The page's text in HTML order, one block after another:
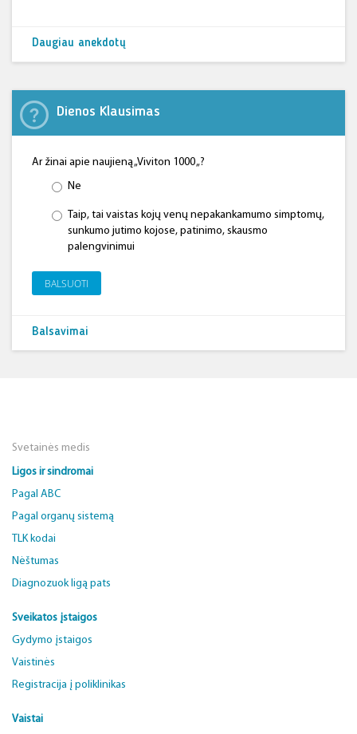
Daugiau anekdotų
Dienos Klausimas
Ar žinai apie naujieną „Viviton 1000 „?
Ne
Taip, tai vaistas kojų venų nepakankamumo simptomų,
sunkumo jutimo kojose, patinimo, skausmo
palengvinimui
BALSUOTI
Balsavimai
Svetainės medis
Ligos ir sindromai
Pagal ABC
Pagal organų sistemą
TLK kodai
Nėštumas
Diagnozuok ligą pats
Sveikatos įstaigos
Gydymo įstaigos
Vaistinės
Registracija į poliklinikas
Vaistai